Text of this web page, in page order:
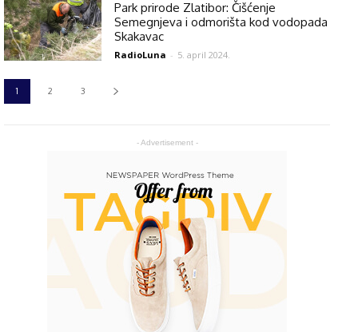
- Advertisement -
Park prirode Zlatibor: Čišćenje
Semegnjeva i odmorišta kod vodopada
Skakavac
RadioLuna - 5. april 2024.
1 2 3